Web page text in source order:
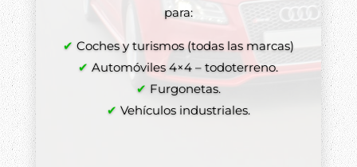
para:
✔ Coches y turismos (todas las marcas)
✔ Automóviles 4×4 – todoterreno.
✔ Furgonetas.
✔ Vehículos industriales.